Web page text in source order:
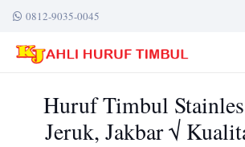
0812-9035-0045
Huruf Timbul
Jeruk, Jakbar √